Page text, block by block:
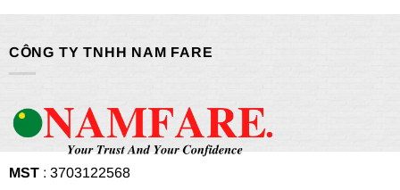
CÔNG TY TNHH NAM FARE
MST: 3703122568